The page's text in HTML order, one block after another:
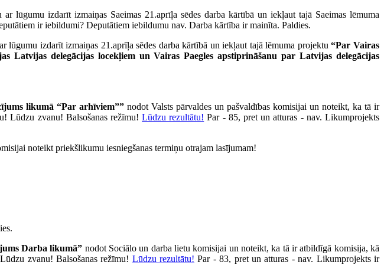
lūgumu izdarīt izmaiņas Saeimas 21.aprīļa sēdes darba kārtībā un iekļaut tajā Saeimas lēmuma
ir iebildumi? Deputātiem iebildumu nav. Darba kārtība ir mainīta. Paldies.
lūgumu izdarīt izmaiņas 21.aprīļa sēdes darba kārtībā un iekļaut tajā lēmuma projektu“Par Vairas
delegācijas locekļiem un Vairas Paegles apstiprināšanu par Latvijas delegācijas
likumā “Par arhīviem”” nodot Valsts pārvaldes un pašvaldības komisijai un noteikt, ka tā ir
Lūdzu zvanu! Balsošanas režīmu!Lūdzu rezultātu! Par - 85, pret un atturas - nav. Likumprojekts
noteikt priekšlikumu iesniegšanas termiņu otrajam lasījumam!
Darba likumā” nodot Sociālo un darba lietu komisijai un noteikt, ka tā ir atbildīgā komisija, kā
zvanu! Balsošanas režīmu! Lūdzu rezultātu! Par - 83, pret un atturas - nav. Likumprojekts ir